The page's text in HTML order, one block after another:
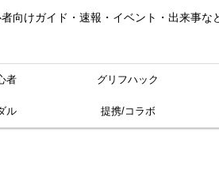
向けガイド・速報・イベント・出来事な
者 グリフハック
ル 提携/コラボ